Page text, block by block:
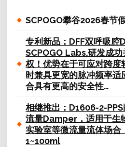
SCPOGO攀谷2026春节
专利新品：DFF双呼吸
SCPOGO Labs.研发成
权！优势在于可应对跨度
时兼具更宽的脉冲频率
合具有更高的安全性…
相继推出：D1606-2-
流量Damper，适用于生
实验室等微流量流体场合
1~100ml